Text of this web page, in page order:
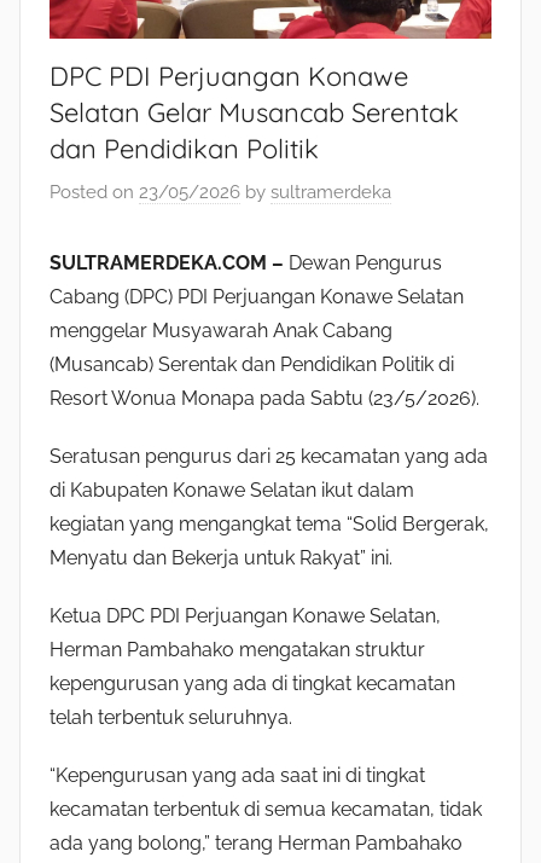
DPC PDI Perjuangan Konawe
Selatan Gelar Musancab Serentak
dan Pendidikan Politik
Posted on 23/05/2026 by sultramerdeka
SULTRAMERDEKA.COM – Dewan Pengurus
Cabang (DPC) PDI Perjuangan Konawe Selatan
menggelar Musyawarah Anak Cabang
(Musancab) Serentak dan Pendidikan Politik di
Resort Wonua Monapa pada Sabtu (23/5/2026).
Seratusan pengurus dari 25 kecamatan yang ada
di Kabupaten Konawe Selatan ikut dalam
kegiatan yang mengangkat tema “Solid Bergerak,
Menyatu dan Bekerja untuk Rakyat” ini.
Ketua DPC PDI Perjuangan Konawe Selatan,
Herman Pambahako mengatakan struktur
kepengurusan yang ada di tingkat kecamatan
telah terbentuk seluruhnya.
“Kepengurusan yang ada saat ini di tingkat
kecamatan terbentuk di semua kecamatan, tidak
ada yang bolong,” terang Herman Pambahako